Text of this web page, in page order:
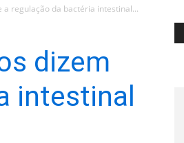
a regulação da bactéria intestinal...
dizem
intestinal